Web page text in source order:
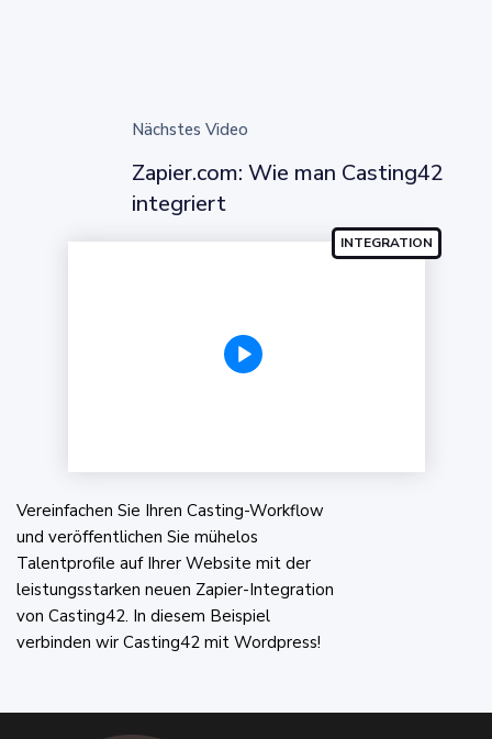
Nächstes Video
Zapier.com: Wie man Casting42
integriert
Vereinfachen Sie Ihren Casting-Workflow
und veröffentlichen Sie mühelos
Talentprofile auf Ihrer Website mit der
leistungsstarken neuen Zapier-Integration
von Casting42. In diesem Beispiel
verbinden wir Casting42 mit Wordpress!